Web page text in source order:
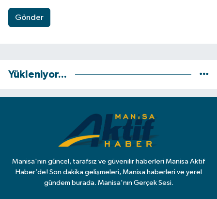
Gönder
Yükleniyor...
Manisa'nın güncel, tarafsız ve güvenilir haberleri Manisa Aktif
Haber’de! Son dakika gelişmeleri, Manisa haberleri ve yerel
gündem burada. Manisa'nın Gerçek Sesi.